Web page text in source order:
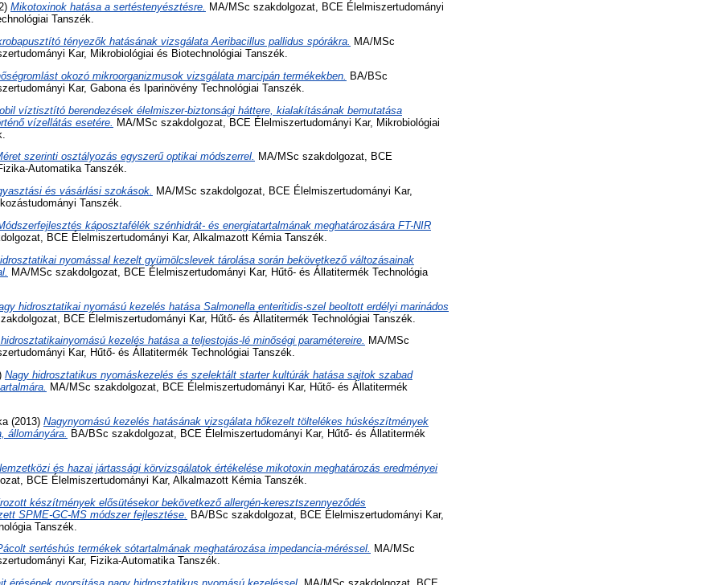
Mikotoxinok hatása a sertéstenyésztésre. MA/MSc szakdolgozat, BCE Élelmiszertudományi
Tanszék.
tényezők hatásának vizsgálata Aeribacillus pallidus spórákra. MA/MSc
Kar, Mikrobiológiai és Biotechnológiai Tanszék.
okozó mikroorganizmusok vizsgálata marcipán termékekben.
BA/BSc
Kar, Gabona és Iparinövény Technológiai Tanszék.
víztisztító berendezések élelmiszer-biztonsági háttere, kialakításának bemutatása
vízellátás esetére.
MA/MSc szakdolgozat, BCE Élelmiszertudományi Kar, Mikrobiológiai
szerinti osztályozás egyszerű optikai módszerrel. MA/MSc szakdolgozat, BCE
Automatika Tanszék.
és vásárlási szokások. MA/MSc szakdolgozat, BCE Élelmiszertudományi Kar,
Tanszék.
káposztafélék szénhidrát- és energiatartalmának meghatározására FT-NIR
BCE Élelmiszertudományi Kar, Alkalmazott Kémia Tanszék.
nyomással kezelt gyümölcslevek tárolása során bekövetkező változásainak
MA/MSc szakdolgozat, BCE Élelmiszertudományi Kar, Hűtő- és Állatitermék Technológia
hidrosztatikai nyomású kezelés hatása Salmonella enteritidis-szel beoltott erdélyi marinádos
BCE Élelmiszertudományi Kar, Hűtő- és Állatitermék Technológiai Tanszék.
kezelés hatása a teljestojás-lé minőségi paramétereire. MA/MSc
Kar, Hűtő- és Állatitermék Technológiai Tanszék.
Nagy hidrosztatikus nyomáskezelés és szelektált starter kultúrák hatása sajtok szabad
MA/MSc szakdolgozat, BCE Élelmiszertudományi Kar, Hűtő- és Állatitermék
(2013) Nagynyomású kezelés hatásának vizsgálata hőkezelt töltelékes húskészítmények
állományára.
BA/BSc szakdolgozat, BCE Élelmiszertudományi Kar, Hűtő- és Állatitermék
és hazai jártassági körvizsgálatok értékelése mikotoxin meghatározás eredményei
BCE Élelmiszertudományi Kar, Alkalmazott Kémia Tanszék.
készítmények elősütésekor bekövetkező allergén-keresztszennyeződés
SPME-GC-MS módszer fejlesztése. BA/BSc szakdolgozat, BCE Élelmiszertudományi Kar,
Tanszék.
sertéshús termékek sótartalmának meghatározása impedancia-méréssel. MA/MSc
Kar, Fizika-Automatika Tanszék.